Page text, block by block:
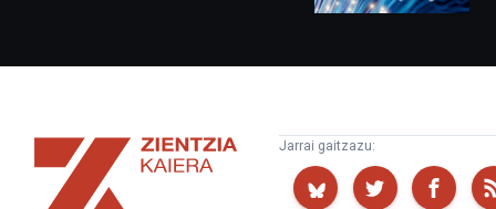
Zientzia
Kaiera
Jarrai gaitzazu: